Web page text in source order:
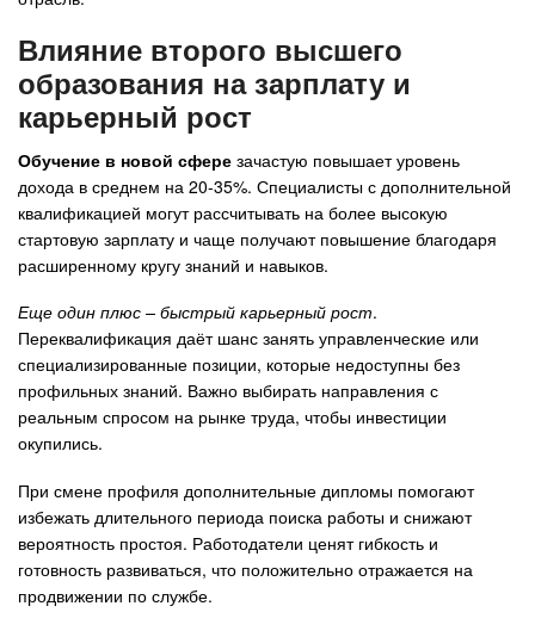
Влияние второго высшего
образования на зарплату и
карьерный рост
Обучение в новой сфере зачастую повышает уровень
дохода в среднем на 20-35%. Специалисты с дополнительной
квалификацией могут рассчитывать на более высокую
стартовую зарплату и чаще получают повышение благодаря
расширенному кругу знаний и навыков.
Еще один плюс – быстрый карьерный рост.
Переквалификация даёт шанс занять управленческие или
специализированные позиции, которые недоступны без
профильных знаний. Важно выбирать направления с
реальным спросом на рынке труда, чтобы инвестиции
окупились.
При смене профиля дополнительные дипломы помогают
избежать длительного периода поиска работы и снижают
вероятность простоя. Работодатели ценят гибкость и
готовность развиваться, что положительно отражается на
продвижении по службе.